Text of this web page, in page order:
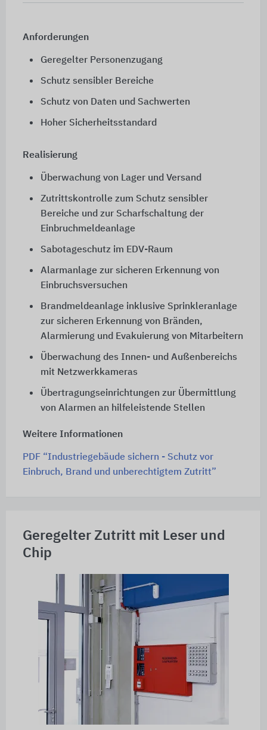
Anforderungen
Geregelter Personenzugang
Schutz sensibler Bereiche
Schutz von Daten und Sachwerten
Hoher Sicherheitsstandard
Realisierung
Überwachung von Lager und Versand
Zutrittskontrolle zum Schutz sensibler
Bereiche und zur Scharfschaltung der
Einbruchmeldeanlage
Sabotageschutz im EDV-Raum
Alarmanlage zur sicheren Erkennung von
Einbruchsversuchen
Brandmeldeanlage inklusive Sprinkleranlage
zur sicheren Erkennung von Bränden,
Alarmierung und Evakuierung von Mitarbeitern
Überwachung des Innen- und Außenbereichs
mit Netzwerkkameras
Übertragungseinrichtungen zur Übermittlung
von Alarmen an hilfeleistende Stellen
Weitere Informationen
PDF “Industriegebäude sichern - Schutz vor
Einbruch, Brand und unberechtigtem Zutritt”
Geregelter Zutritt mit Leser und
Chip